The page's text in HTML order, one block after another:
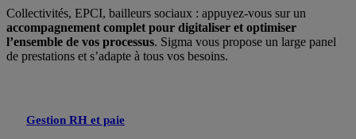
Collectivités, EPCI, bailleurs sociaux : appuyez-vous sur un
accompagnement complet pour digitaliser et optimiser
l’ensemble de vos processus. Sigma vous propose un large panel
de prestations et s’adapte à tous vos besoins.
Gestion RH et paie